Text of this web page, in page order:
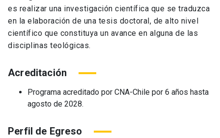
es realizar una investigación científica que se traduzca
en la elaboración de una tesis doctoral, de alto nivel
científico que constituya un avance en alguna de las
disciplinas teológicas.
Acreditación
Programa acreditado por CNA-Chile por 6 años hasta
agosto de 2028.
Perfil de Egreso